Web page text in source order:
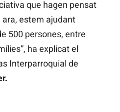
que hagen pensat
estem ajudant
500 persones, entre
ha explicat el
Interparroquial de